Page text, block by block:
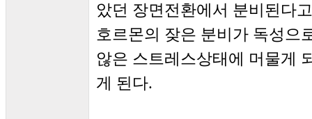
았던 장면전환에서 분비된다
호르몬의 잦은 분비가 독성으
않은 스트레스상태에 머물게
게 된다.